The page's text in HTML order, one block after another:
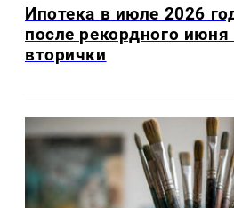
Ипотека в июле 2026
после рекордного июня
вторички